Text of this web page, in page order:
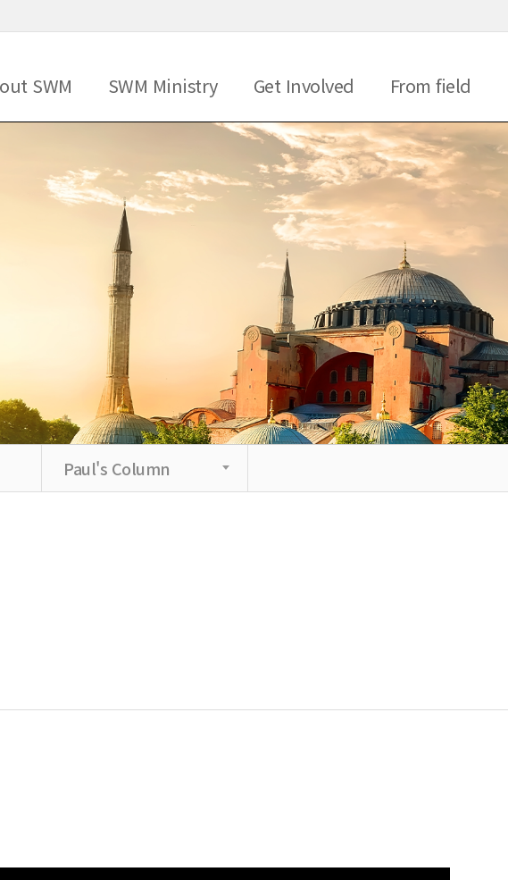
SWM SWM Ministry Get Involved From field
Paul's Column